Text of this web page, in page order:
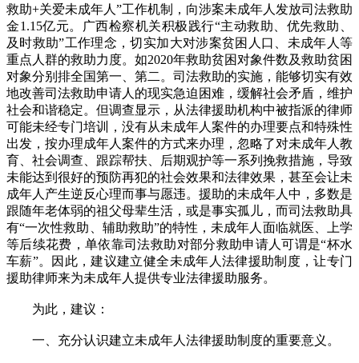
救助+关爱未成年人”工作机制，向涉案未成年人发放司法救助
金1.15亿元。广西检察机关积极践行“主动救助、优先救助、
及时救助”工作理念，切实加大对涉案贫困人口、未成年人等
重点人群的救助力度。如2020年救助贫困对象件数及救助贫困
对象分别排全国第一、第二。司法救助的实施，能够切实有效
地改善司法救助申请人的现实急迫困难，缓解社会矛盾，维护
社会和谐稳定。但调查显示，从法律援助机构中被指派的律师
可能未经专门培训，没有从未成年人案件的办理要点和特殊性
出发，按办理成年人案件的方式来办理，忽略了对未成年人教
育、社会调查、跟踪帮扶、后期观护等一系列挽救措施，导致
未能达到很好的预防再犯的社会效果和法律效果，甚至会让未
成年人产生逆反心理而事与愿违。援助的未成年人中，多数是
跟随年老体弱的祖父母辈生活，或是事实孤儿，而司法救助具
有“一次性救助、辅助救助”的特性，未成年人面临就医、上学
等后续花费，单依靠司法救助对部分救助申请人可谓是“杯水
车薪”。因此，建议建立健全未成年人法律援助制度，让专门
援助律师来为未成年人提供专业法律援助服务。
为此，建议：
一、充分认识建立未成年人法律援助制度的重要意义。